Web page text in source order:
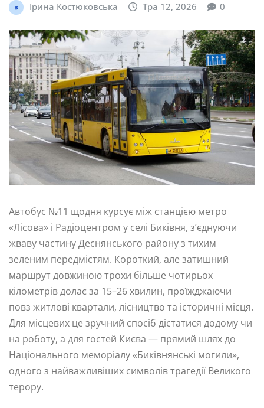
Ірина Костюковська Тра 12, 2026 0
Автобус №11 щодня курсує між станцією метро
«Лісова» і Радіоцентром у селі Биківня, з’єднуючи
жваву частину Деснянського району з тихим
зеленим передмістям. Короткий, але затишний
маршрут довжиною трохи більше чотирьох
кілометрів долає за 15–26 хвилин, проїжджаючи
повз житлові квартали, лісництво та історичні місця.
Для місцевих це зручний спосіб дістатися додому чи
на роботу, а для гостей Києва — прямий шлях до
Національного меморіалу «Биківнянські могили»,
одного з найважливіших символів трагедії Великого
терору.